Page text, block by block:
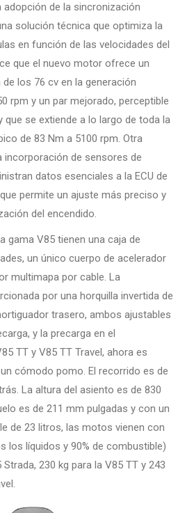
adopción de la sincronización
solución técnica que optimiza la
en función de las velocidades del
que el nuevo motor ofrece un
los 76 cv en la generación
rpm y un par mejorado, perceptible
que se extiende a lo largo de toda la
de 83 Nm a 5100 rpm. Otra
incorporación de sensores de
datos esenciales a la ECU de
permite un ajuste más preciso y
del encendido.
gama V85 tienen una caja de
un único cuerpo de acelerador
multimapa por cable. La
por una horquilla invertida de
trasero, ambos ajustables
y la precarga en el
TT y V85 TT Travel, ahora es
cómodo pomo. El recorrido es de
La altura del asiento es de 830
es de 211 mm pulgadas y con un
de 23 litros, las motos vienen con
los líquidos y 90% de combustible)
230 kg para la V85 TT y 243